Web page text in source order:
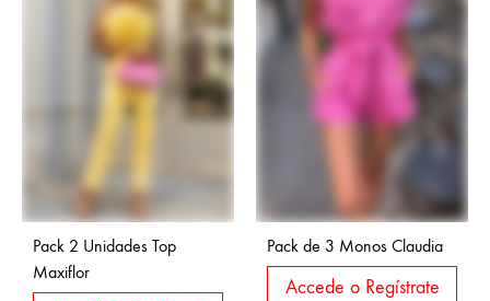
Pack 2 Unidades Top
Maxiflor
Pack de 3 Monos Claudia
Accede o Regístrate